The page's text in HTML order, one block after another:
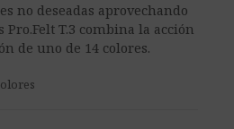
no deseadas aprovechando
T.3 combina la acción
de uno de 14 colores.